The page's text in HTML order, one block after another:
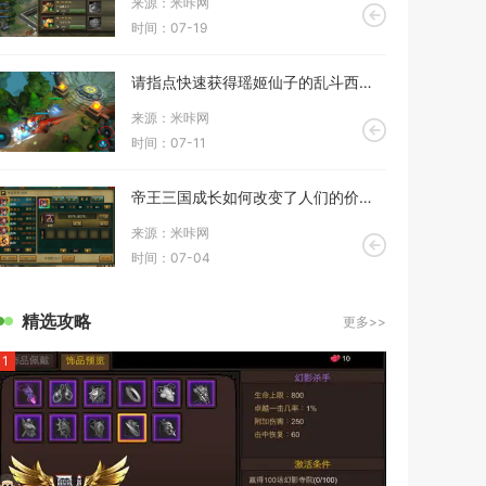
时间：07-19
请指点快速获得瑶姬仙子的乱斗西游攻略
来源：米咔网
时间：07-11
帝王三国成长如何改变了人们的价值观
来源：米咔网
时间：07-04
精选攻略 更多>>
1